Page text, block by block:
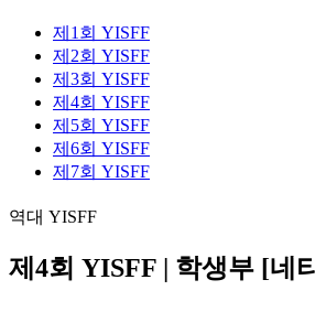
제1회 YISFF
제2회 YISFF
제3회 YISFF
제4회 YISFF
제5회 YISFF
제6회 YISFF
제7회 YISFF
역대 YISFF
제4회 YISFF | 학생부 [네